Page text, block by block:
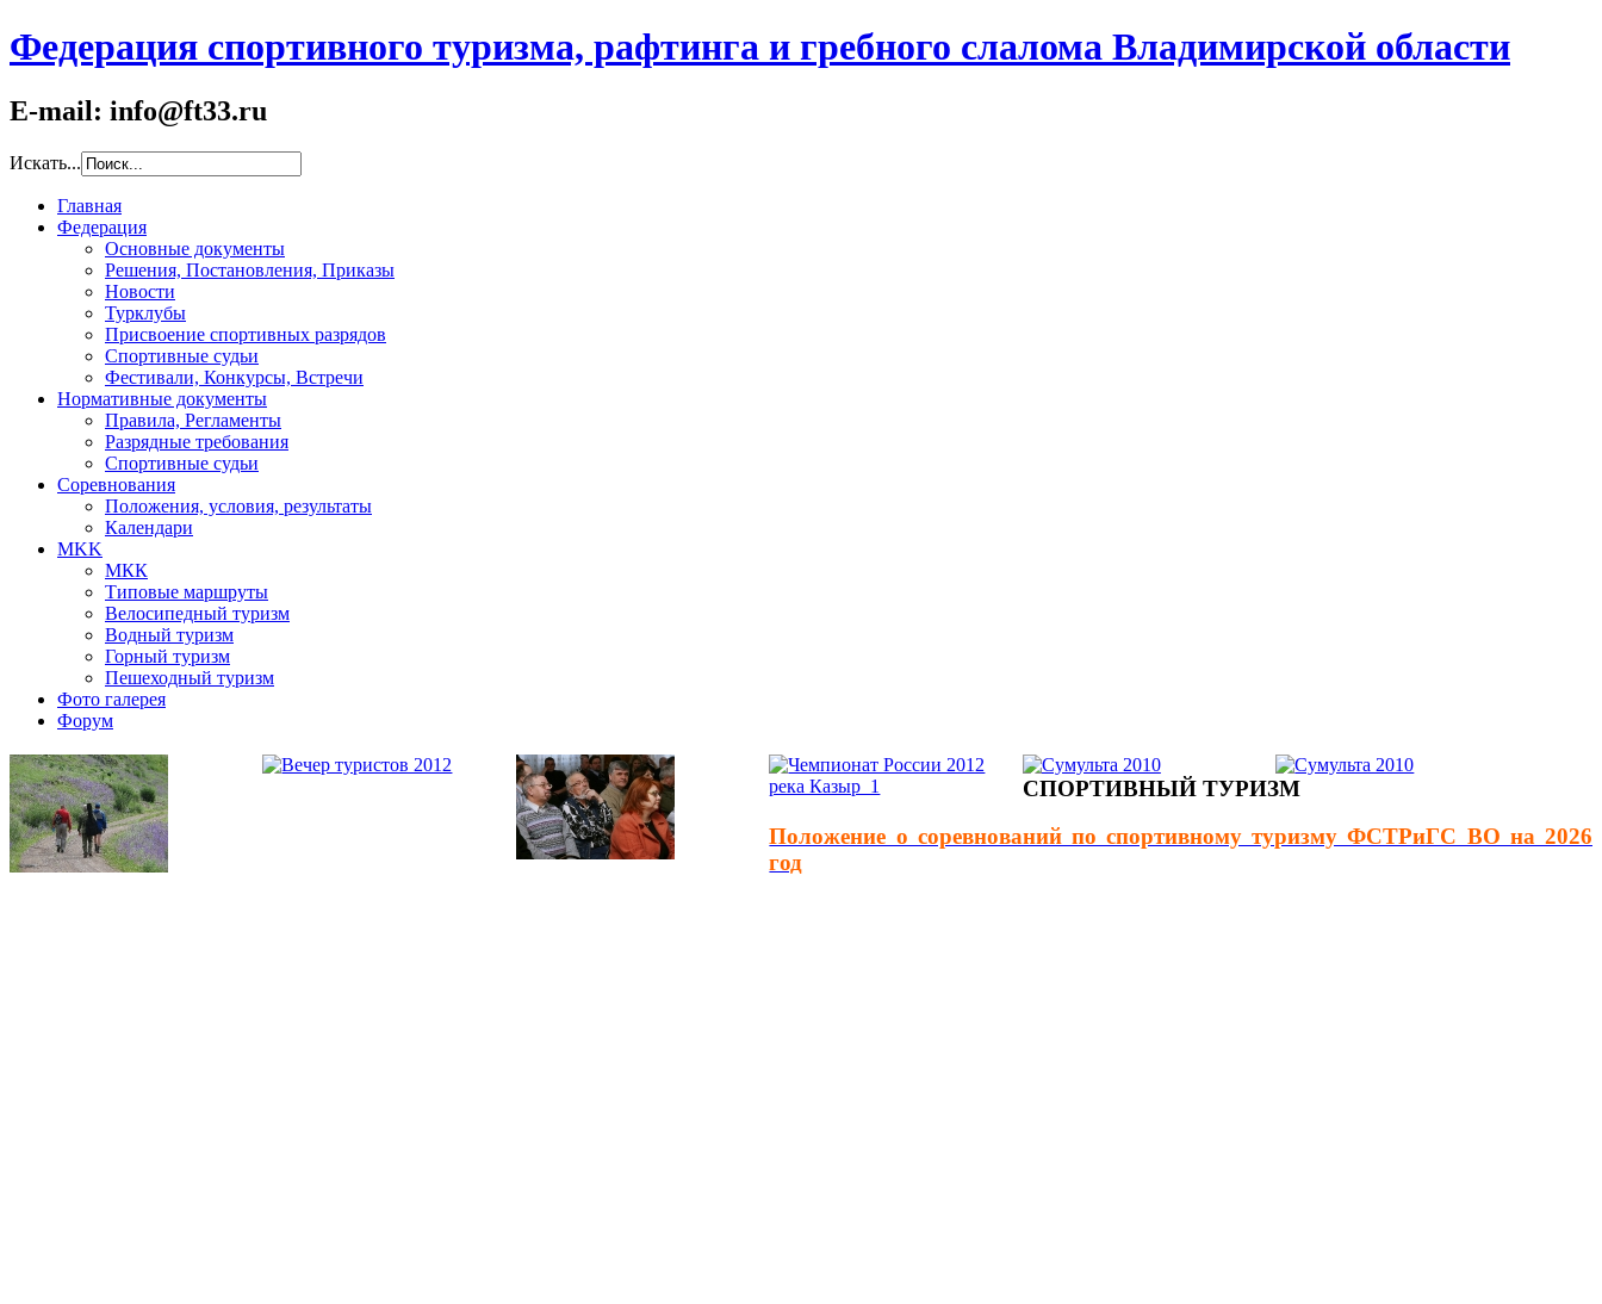
Федерация спортивного туризма, рафтинга и гребного слалома Владимирской области
E-mail: info@ft33.ru
Искать...
Главная
Федерация
Основные документы
Решения, Постановления, Приказы
Новости
Турклубы
Присвоение спортивных разрядов
Спортивные судьи
Фестивали, Конкурсы, Встречи
Нормативные документы
Правила, Регламенты
Разрядные требования
Спортивные судьи
Соревнования
Положения, условия, результаты
Календари
MKK
МКК
Типовые маршруты
Велосипедный туризм
Водный туризм
Горный туризм
Пешеходный туризм
Фото галерея
Форум
СПОРТИВНЫЙ ТУРИЗМ
Положение о соревнований по спортивному туризму ФСТРиГС ВО на 2026
год